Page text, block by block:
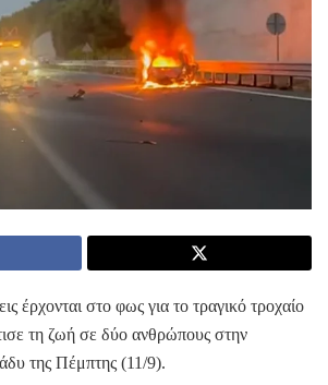
έρχονται στο φως για το τραγικό τροχαίο
τη ζωή σε δύο ανθρώπους στην
της Πέμπτης (11/9).